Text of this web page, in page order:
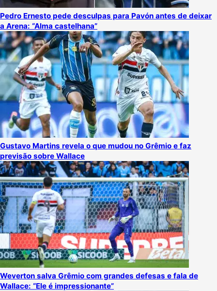
Pedro Ernesto pede desculpas para Pavón antes de deixar
a Arena: “Alma castelhana”
Gustavo Martins revela o que mudou no Grêmio e faz
previsão sobre Wallace
Weverton salva Grêmio com grandes defesas e fala de
Wallace: “Ele é impressionante”